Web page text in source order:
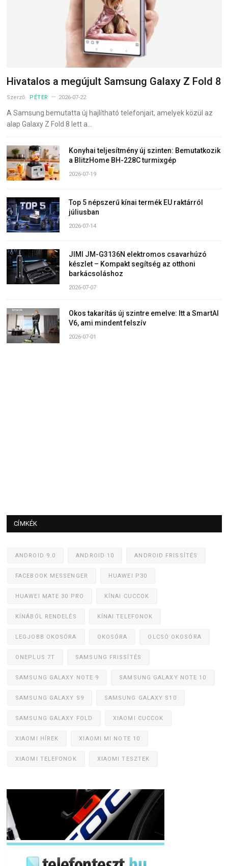
Hivatalos a megújult Samsung Galaxy Z Fold 8
Szerző: PÉTER 2026-07-22
A Samsung bemutatta új hajlítható telefonjait, amelyek közül az
alap Galaxy Z Fold 8 lett a…
Konyhai teljesítmény új szinten: Bemutatkozik
a BlitzHome BH-228C turmixgép
2026-07-19
Top 5 népszerű kínai termék EU raktárról
júliusban
2026-07-14
JIMI JM-G3136N elektromos csavarhúzó
készlet – Kompakt segítség az otthoni
barkácsoláshoz
2026-07-07
Okos takarítás új szintre emelve: Itt a SmartAI
V6, ami mindent felszív
2026-07-01
CÍMKÉK
ANDROID 9.0 ANDROID 10 ANDROID FRISSÍTÉS
FACEBOOK MESSENGER HUAWEI P30
HUAWEI MATE 30 PRO KÍNAI CUCCOK
KÍNÁBÓL RENDELÉS KÍNAI TELEFONOK
LEGJOBB OKOSÓRA OKOSÓRA OLCSÓ OKOSÓRA
ONEPLUS 7T SAMSUNG FRISSÍTÉS
SAMSUNG GALAXY NOTE 9 SAMSUNG GALAXY NOTE 10
SAMSUNG GALAXY S9 SAMSUNG GALAXY S10
SAMSUNG GALAXY FOLD XIAOMI CUCCOK
XIAOMI HÍREK XIAOMI MI NOTE 10
XIAOMI TELEFONOK XIAOMI TESZTEK